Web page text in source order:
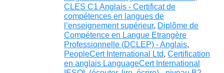
CLES C1 Anglais - Certificat de
compétences en langues de
l’enseignement supérieur, Diplôme de
Compétence en Langue Etrangère
Professionnelle (DCLEP) - Anglais,
PeopleCert International Ltd, Certification
en anglais LanguageCert International